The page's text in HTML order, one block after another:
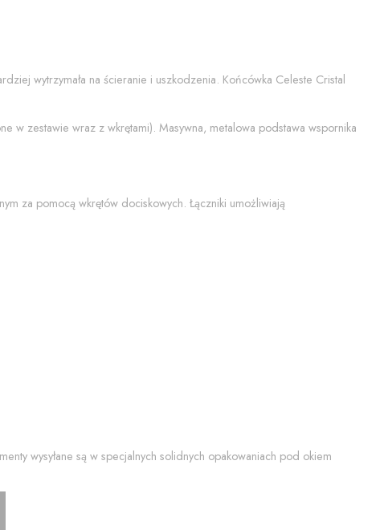
wytrzymała na ścieranie i uszkodzenia. Końcówka Celeste Cristal
w zestawie wraz z wkrętami). Masywna, metalowa podstawa wspornika
za pomocą wkrętów dociskowych. Łączniki umożliwiają
wysyłane są w specjalnych solidnych opakowaniach pod okiem